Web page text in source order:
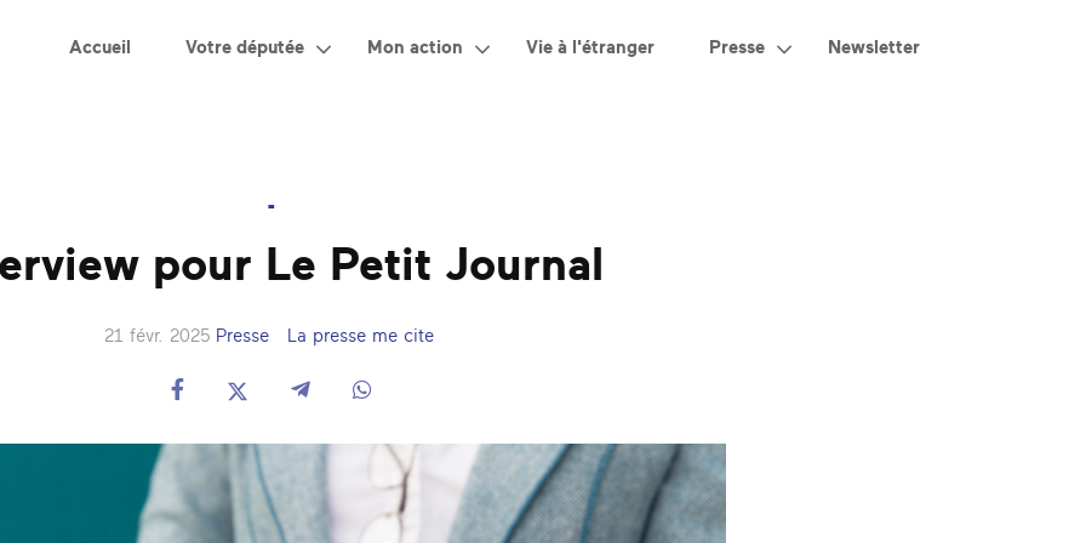
Accueil Votre députée Mon action Vie à l'étranger Presse Newsletter
-
pour Le Petit Journal
21 févr. 2025 Presse La presse me cite